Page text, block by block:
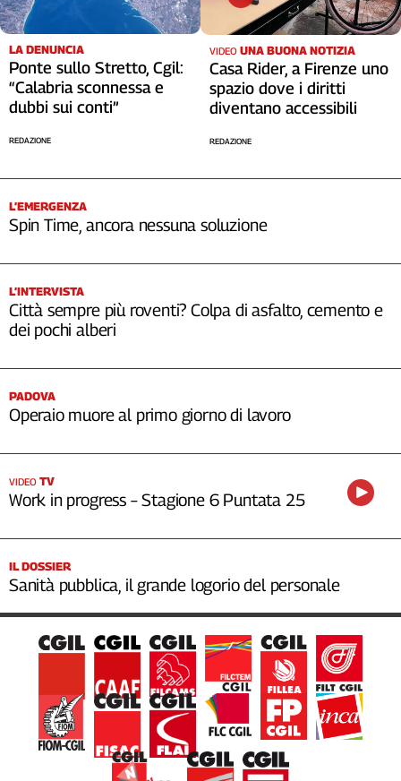
LA DENUNCIA
Ponte sullo Stretto, Cgil:
“Calabria sconnessa e
dubbi sui conti”
REDAZIONE
VIDEO UNA BUONA NOTIZIA
Casa Rider, a Firenze uno
spazio dove i diritti
diventano accessibili
REDAZIONE
L’EMERGENZA
Spin Time, ancora nessuna soluzione
L’INTERVISTA
Città sempre più roventi? Colpa di asfalto, cemento e
dei pochi alberi
PADOVA
Operaio muore al primo giorno di lavoro
VIDEO TV
Work in progress – Stagione 6 Puntata 25
IL DOSSIER
Sanità pubblica, il grande logorio del personale